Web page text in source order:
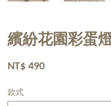
繽紛花園彩蛋
NT$ 490
款式